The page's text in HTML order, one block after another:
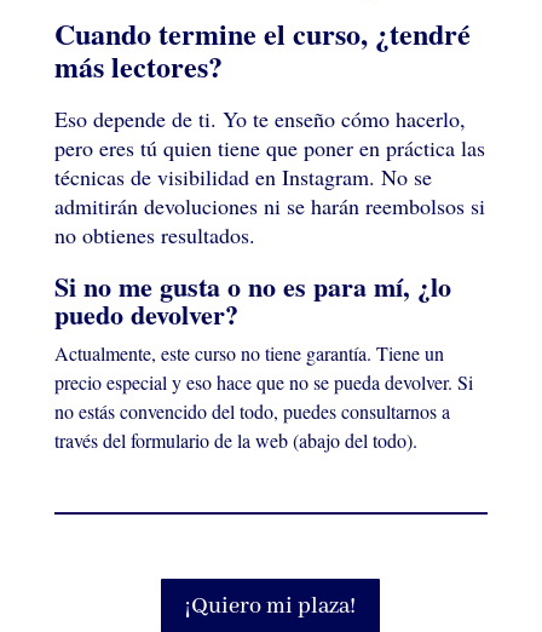
Cuando termine el curso, ¿tendré
más lectores?
Eso depende de ti. Yo te enseño cómo hacerlo,
pero eres tú quien tiene que poner en práctica las
técnicas de visibilidad en Instagram. No se
admitirán devoluciones ni se harán reembolsos si
no obtienes resultados.
Si no me gusta o no es para mí, ¿lo
puedo devolver?
Actualmente, este curso no tiene garantía. Tiene un
precio especial y eso hace que no se pueda devolver. Si
no estás convencido del todo, puedes consultarnos a
través del formulario de la web (abajo del todo).
¡Quiero mi plaza!